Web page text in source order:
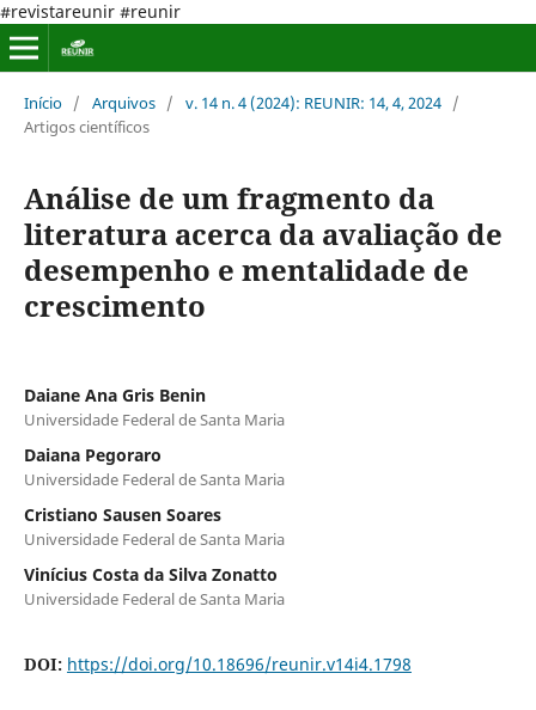
#revistareunir #reunir
Início / Arquivos / v. 14 n. 4 (2024): REUNIR: 14, 4, 2024 /
Artigos científicos
Análise de um fragmento da
literatura acerca da avaliação de
desempenho e mentalidade de
crescimento
Daiane Ana Gris Benin
Universidade Federal de Santa Maria
Daiana Pegoraro
Universidade Federal de Santa Maria
Cristiano Sausen Soares
Universidade Federal de Santa Maria
Vinícius Costa da Silva Zonatto
Universidade Federal de Santa Maria
DOI: https://doi.org/10.18696/reunir.v14i4.1798